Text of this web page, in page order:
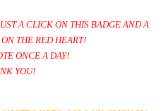
A CLICK ON THIS BADGE AND A
THE RED HEART!
ONCE A DAY!
YOU!